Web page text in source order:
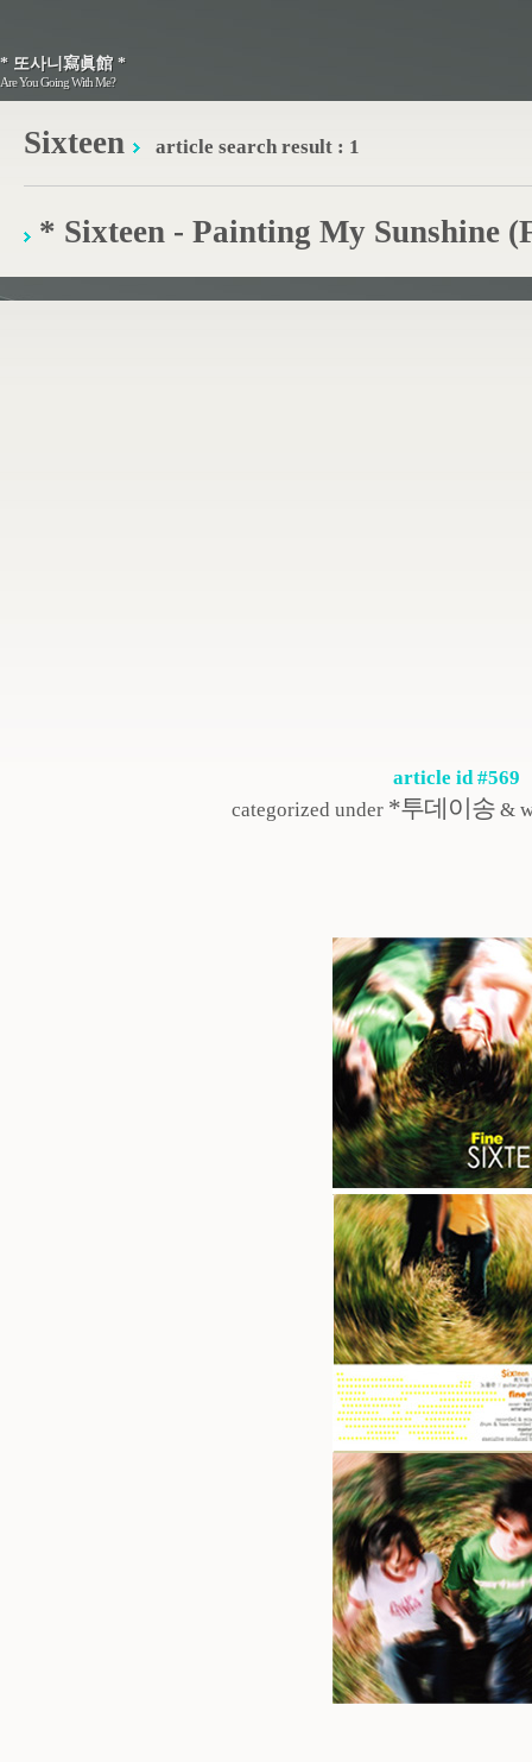
* 또사니寫眞館 *
Are You Going With Me?
* 또사니寫眞館 *
Are You Going With Me?
Sixteen article search result : 1
* Sixteen - Painting My Sunshine
article id #569
categorized under *투데이송 &